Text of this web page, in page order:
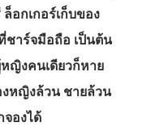
อกเกอร์เก็บของ
ชาร์จมือถือ เป็นต้น
ญิงคนเดียวก็หาย
งหญิงล้วน ชายล้วน
จองได้